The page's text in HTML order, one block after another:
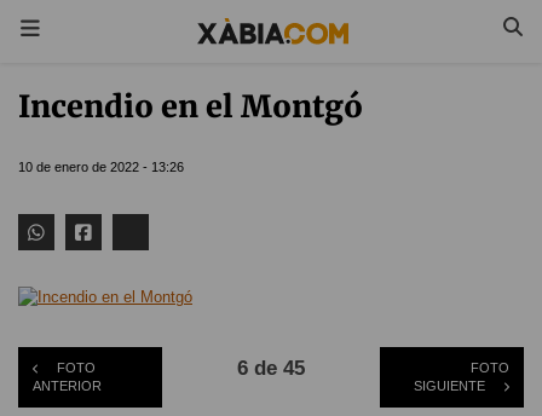
Incendio en el Montgó
10 de enero de 2022 - 13:26
FOTO
ANTERIOR
6 de 45
FOTO
SIGUIENTE